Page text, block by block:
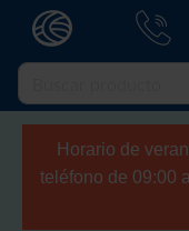
Horario de
teléfono de 09:00